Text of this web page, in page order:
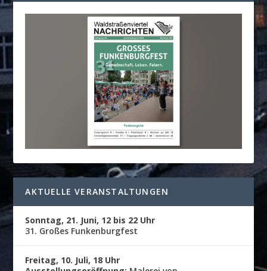
AKTUELLE VERANSTALTUNGEN
Sonntag, 21. Juni, 12 bis 22 Uhr
31. Großes Funkenburgfest
Freitag, 10. Juli, 18 Uhr